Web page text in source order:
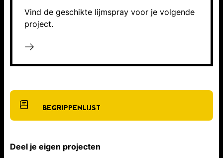
Vind de geschikte lijmspray voor je volgende
project.
BEGRIPPENLIJST
Deel je eigen projecten